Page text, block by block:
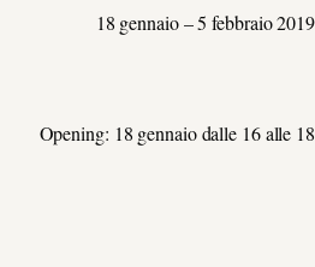
18 gennaio – 5 febbraio 2019
Opening: 18 gennaio dalle 16 alle 18